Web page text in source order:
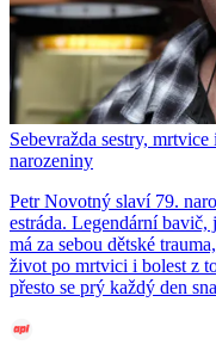
Sebevražda sestry,
narozeniny
Petr Novotný slaví 79.
estráda. Legendární
má za sebou dětské
život po mrtvici i bolest z
přesto se prý každý den